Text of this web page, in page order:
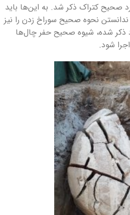
صحیح کتراک ذکر شد. به این‌ها باید
نحوه صحیح سوراخ زدن را نیز
ذکر شده، شیوه صحیح حفر چال‌ها
شود.